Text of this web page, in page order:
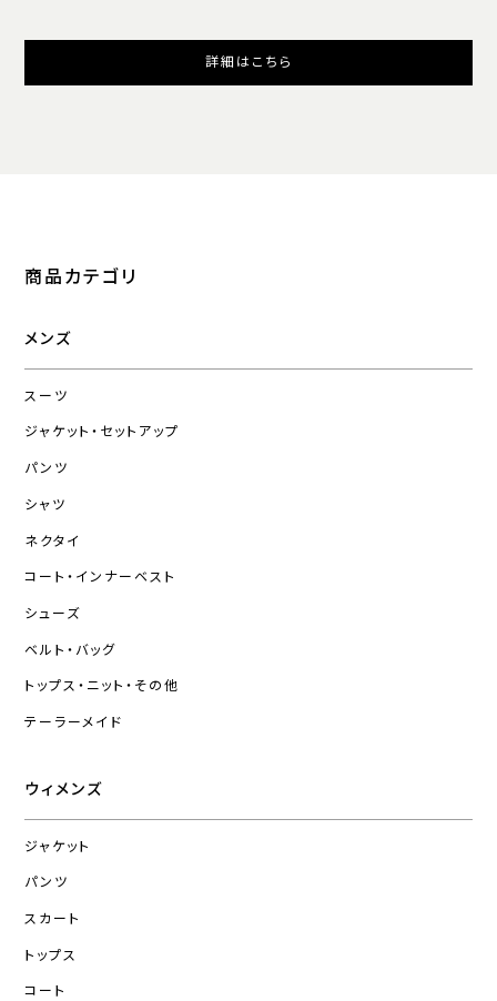
詳細はこちら
商品カテゴリ
メンズ
スーツ
ジャケット・セットアップ
パンツ
シャツ
ネクタイ
コート・インナーベスト
シューズ
ベルト・バッグ
トップス・ニット・その他
テーラーメイド
ウィメンズ
ジャケット
パンツ
スカート
トップス
コート